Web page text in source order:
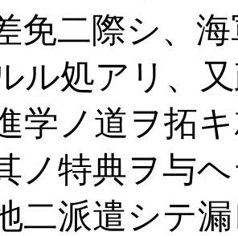
免二際シ、海
ル処アリ、
学ノ道ヲ拓
ノ特典ヲ与
二派遣シテ